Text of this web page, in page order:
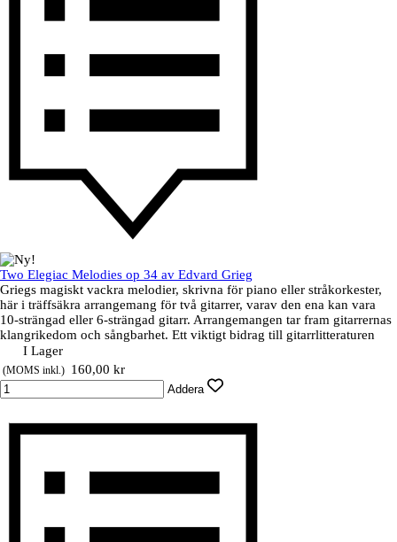
Two Elegiac Melodies op 34 av Edvard Grieg
Griegs magiskt vackra melodier, skrivna för piano eller stråkorkester,
här i träffsäkra arrangemang för två gitarrer, varav den ena kan vara
10-strängad eller 6-strängad gitarr. Arrangemangen tar fram gitarrernas
klangrikedom och sångbarhet. Ett viktigt bidrag till gitarrlitteraturen
I Lager
(MOMS inkl.) Pris utan rabatt
160,00 kr
Addera